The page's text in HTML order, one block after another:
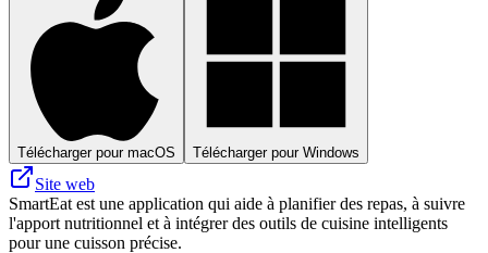
Télécharger pour macOS Télécharger pour Windows
Site web
SmartEat est une application qui aide à planifier des repas, à suivre
l'apport nutritionnel et à intégrer des outils de cuisine intelligents
pour une cuisson précise.